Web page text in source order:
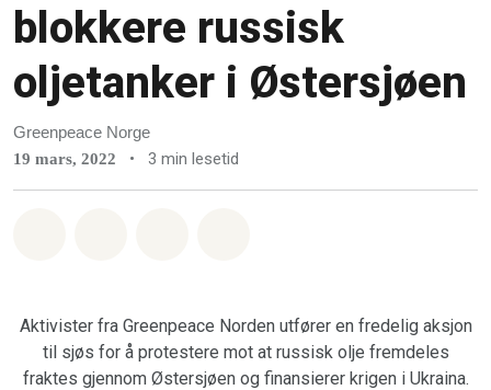
blokkere russisk
oljetanker i Østersjøen
Greenpeace Norge
19 mars, 2022 • 3 min lesetid
Aktivister fra Greenpeace Norden utfører en fredelig aksjon
til sjøs for å protestere mot at russisk olje fremdeles
fraktes gjennom Østersjøen og finansierer krigen i Ukraina.